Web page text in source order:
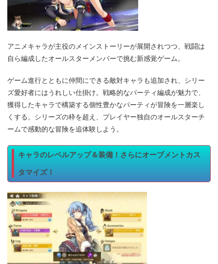
アニメキャラが主役のメインストーリーが展開されつつ、戦闘は
自ら編成したオールスターメンバーで挑む新感覚ゲーム。
ゲーム進行とともに仲間にできる敵対キャラも追加され、シリー
ズ愛好者にはうれしい仕掛け。戦略的なパーティ編成が魅力で、
獲得したキャラで構築する個性豊かなパーティが冒険を一層楽し
くする。シリーズの枠を超え、プレイヤー独自のオールスターチ
ームで感動的な冒険を追体験しよう。
キャラのレベルアップ＆装備！さらにオーブメントカス
タマイズ！